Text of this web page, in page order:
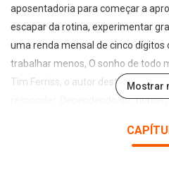
aposentadoria para começar a
escapar da rotina, experimentar
uma renda mensal de cinco dígitos
trabalhar menos, O sonho de todo
Tim Ferriss, o autor deste livro,
responder. Dependendo do
de Princeton, ele poderá
Mostrar